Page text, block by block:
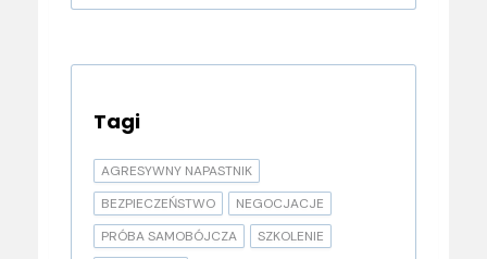
Tagi
AGRESYWNY NAPASTNIK
BEZPIECZEŃSTWO
NEGOCJACJE
PRÓBA SAMOBÓJCZA
SZKOLENIE